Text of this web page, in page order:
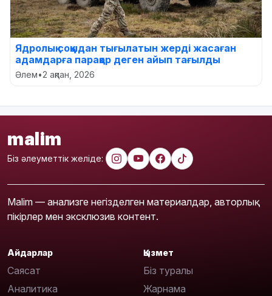
Ядролық соққыдан тығылатын жерді жасаған
адамдарға парақор деген айып тағылды
Әлем•2 ақпан, 2026
malim
Біз әлеуметтік желіде:
Malim — анализге негізделген материалдар, авторлық
пікірлер мен эксклюзив контент.
Айдарлар
Саясат
Аналитика
Қызмет
Біз туралы
Жарнама